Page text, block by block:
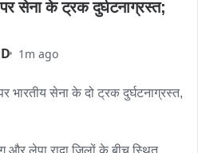
दर्शन के जा रहे थे सभी
कॉलेज भेजा गया
मौके पर
सेना के ट्रक दुर्घटनाग्रस्त;
1m ago
भारतीय सेना के दो ट्रक दुर्घटनाग्रस्त,
लेपा रादा जिलों के बीच स्थित